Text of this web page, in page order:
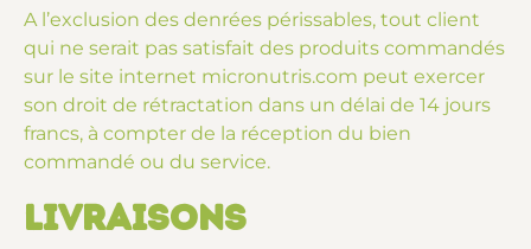
A l’exclusion des denrées périssables, tout client
qui ne serait pas satisfait des produits commandés
sur le site internet micronutris.com peut exercer
son droit de rétractation dans un délai de 14 jours
francs, à compter de la réception du bien
commandé ou du service.
Livraisons